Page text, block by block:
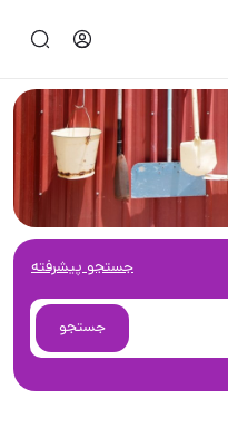
جستجو پیشرفته
جستجو